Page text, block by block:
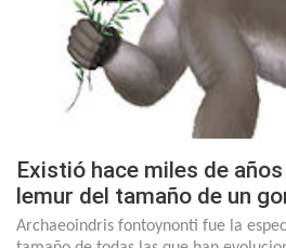
Existió hace miles de
lemur del tamaño de un
Archaeoindris fontoynonti fue la